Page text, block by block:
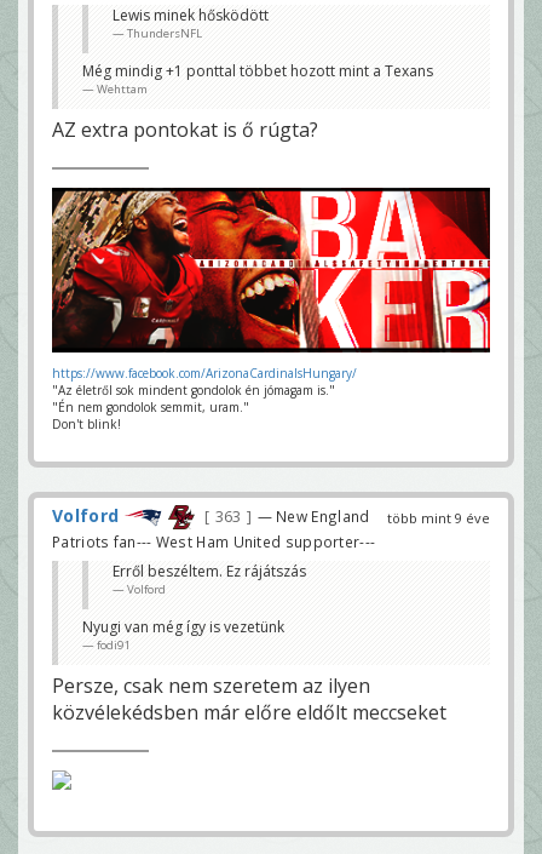
Lewis minek hősködött
ThundersNFL
Még mindig +1 ponttal többet hozott mint a Texans
Wehttam
AZ extra pontokat is ő rúgta?
https://www.facebook.com/ArizonaCardinalsHungary/
"Az életről sok mindent gondolok én jómagam is."
"Én nem gondolok semmit, uram."
Don't blink!
több mint 9 éve
Volford 363
— New England
Patriots fan--- West Ham United supporter---
Erről beszéltem. Ez rájátszás
Volford
Nyugi van még így is vezetünk
fodi91
Persze, csak nem szeretem az ilyen
közvélekédsben már előre eldőlt meccseket